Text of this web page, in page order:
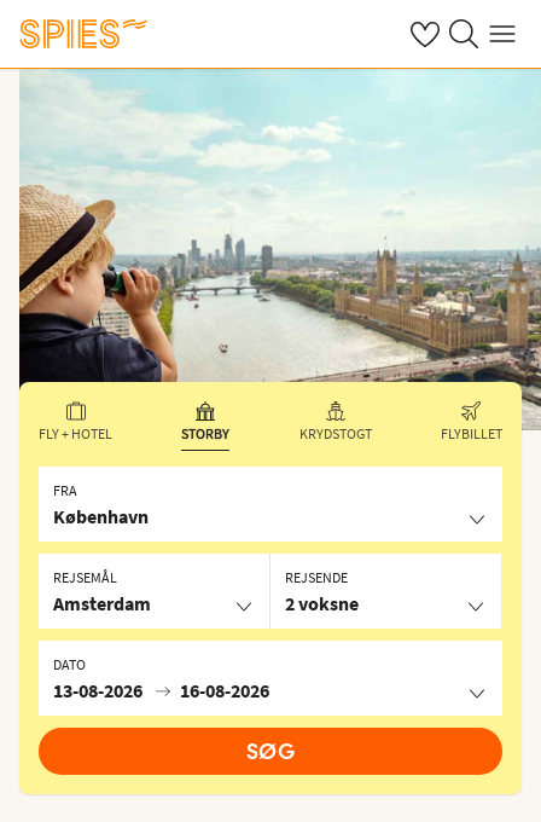
Se dine gemte
Søg påMenu
FLY + HOTEL STORBY KRYDSTOGT FLYBILLET
FRA
København
REJSEMÅL
Amsterdam
DATO
13-08-2026 16-08-2026
REJSENDE
2 voksne
SØG